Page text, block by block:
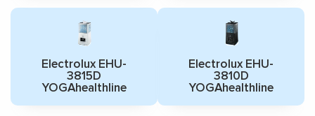
Electrolux EHU-
3815D
YOGAhealthline
Electrolux EHU-
3810D
YOGAhealthline